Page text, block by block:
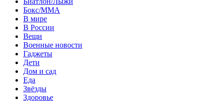
Бокс/MMA
В мире
В России
Вещи
Военные новости
Гаджеты
Дети
Дом и сад
Еда
Звёзды
Здоровье